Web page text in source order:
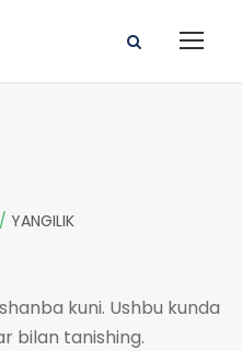
/ YANGILIK
kuni. Ushbu kunda
bilan tanishing.